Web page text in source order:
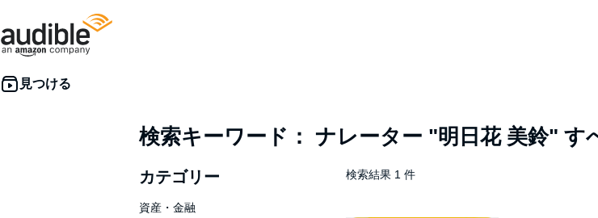
検索キーワード： ナレーター "明日花 美鈴" す
カテゴリー
資産・金融
検索結果 1 件